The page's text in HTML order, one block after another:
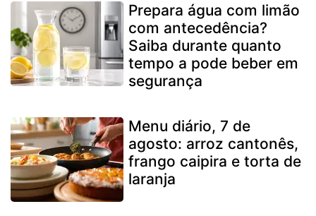
Prepara água com limão
com antecedência?
Saiba durante quanto
tempo a pode beber em
segurança
Menu diário, 7 de
agosto: arroz cantonês,
frango caipira e torta de
laranja